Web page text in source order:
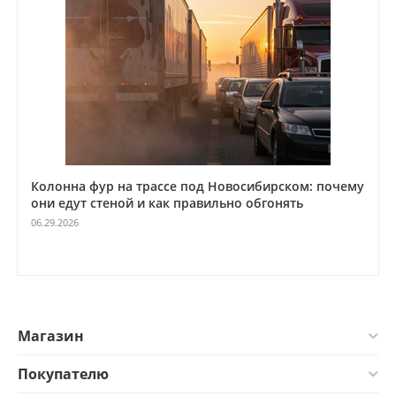
undefined
160 г. с
Комплектация:
приёмопередатчик
адаптер
антенна
клипса.
Колонна фур на трассе под Новосибирском: почему
они едут стеной и как правильно обгонять
06.29.2026
Магазин
Покупателю